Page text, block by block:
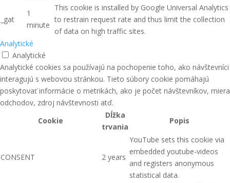
_gat
1
minute
This cookie is installed by Google Universal Analytics
to restrain request rate and thus limit the collection
of data on high traffic sites.
Analytické
Analytické
Analytické cookies sa používajú na pochopenie toho, ako návštevníci
interagujú s webovou stránkou. Tieto súbory cookie pomáhajú
poskytovať informácie o metrikách, ako je počet návštevníkov, miera
odchodov, zdroj návštevnosti atď.
Cookie
Dĺžka
trvania
Popis
CONSENT 2 years
YouTube sets this cookie via
embedded youtube-videos
and registers anonymous
statistical data.